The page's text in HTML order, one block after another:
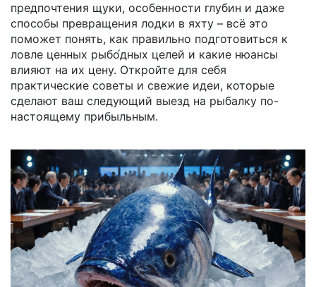
предпочтения щуки, особенности глубин и даже
способы превращения лодки в яхту – всё это
поможет понять, как правильно подготовиться к
ловле ценных рыбо́дных целей и какие нюансы
влияют на их цену. Откройте для себя
практические советы и свежие идеи, которые
сделают ваш следующий выезд на рыбалку по-
настоящему прибыльным.